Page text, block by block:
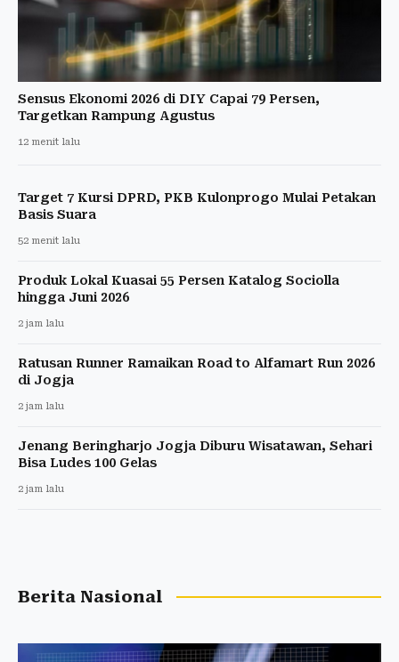
Sensus Ekonomi 2026 di DIY Capai 79 Persen,
Targetkan Rampung Agustus
12 menit lalu
Target 7 Kursi DPRD, PKB Kulonprogo Mulai Petakan
Basis Suara
52 menit lalu
Produk Lokal Kuasai 55 Persen Katalog Sociolla
hingga Juni 2026
2 jam lalu
Ratusan Runner Ramaikan Road to Alfamart Run 2026
di Jogja
2 jam lalu
Jenang Beringharjo Jogja Diburu Wisatawan, Sehari
Bisa Ludes 100 Gelas
2 jam lalu
Berita Nasional